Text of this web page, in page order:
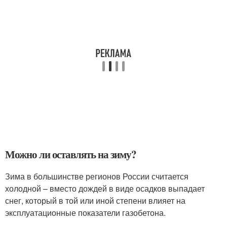
Можно ли оставлять на зиму?
Зима в большинстве регионов России считается
холодной – вместо дождей в виде осадков выпадает
снег, который в той или иной степени влияет на
эксплуатационные показатели газобетона.